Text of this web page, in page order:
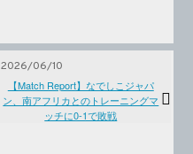
2026/06/10
【Match Report】なでしこジャパ
ン、南アフリカとのトレーニングマ
ッチに0-1で敗戦